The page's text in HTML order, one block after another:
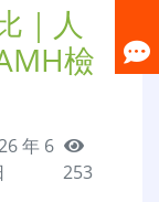
｜人
檢
年 6
253